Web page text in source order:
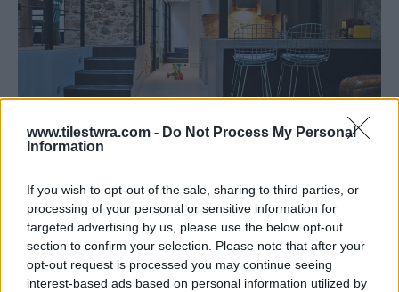
www.tilestwra.com - Do Not Process My Personal
Information
If you wish to opt-out of the sale, sharing to third parties, or
processing of your personal or sensitive information for
targeted advertising by us, please use the below opt-out
section to confirm your selection. Please note that after your
opt-out request is processed you may continue seeing
interest-based ads based on personal information utilized by
λειτουργικών χώρων του κτιρίου λόγω των
αναγκών της οικογένειας που θα το
κατοικούσε. Εκμεταλλευτήκαμε το μεγάλο
εσωτερικό του ύψος και κατασκευάσαμε